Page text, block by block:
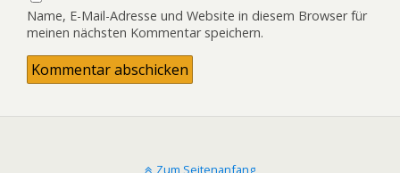
Name, E-Mail-Adresse und Website in diesem Browser für
meinen nächsten Kommentar speichern.
Zum Seitenanfang